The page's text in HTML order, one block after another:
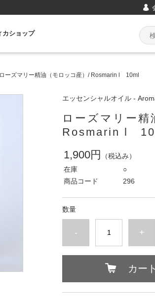
カショップ
ローズマリー精油（モロッコ産）/ Rosmarin l 10ml
エッセンシャルオイル -
ローズマリー
Rosmarin l
1,900円
（税込み）
在庫
○
商品コード
296
数量
- +
カー